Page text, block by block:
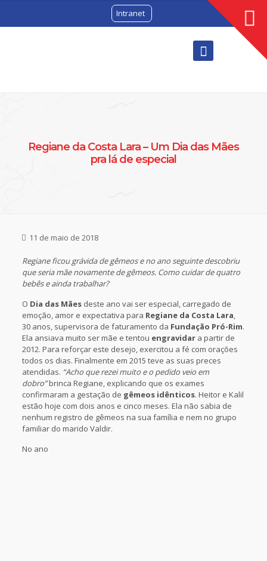
Intranet
Regiane da Costa Lara – Um Dia das Mães
pra lá de especial
11 de maio de 2018
Regiane ficou grávida de gêmeos e no ano seguinte descobriu
que seria mãe novamente de gêmeos. Como cuidar de quatro
bebês e ainda trabalhar?
O Dia das Mãesdeste ano vai ser especial, carregado de
emoção, amor e expectativa para Regiane da Costa Lara,
30 anos, supervisora de faturamento da Fundação Pró-Rim.
Ela ansiava muito ser mãe e tentou engravidara partir de
2012. Para reforçar este desejo, exercitou a fé com orações
todos os dias. Finalmente em 2015 teve as suas preces
atendidas. “Acho que rezei muito e o pedido veio em
dobro”brinca Regiane, explicando que os exames
confirmaram a gestação de gêmeos idênticos. Heitor e Kalil
estão hoje com dois anos e cinco meses. Ela não sabia de
nenhum registro de gêmeos na sua família e nem no grupo
familiar do marido Valdir.
No ano